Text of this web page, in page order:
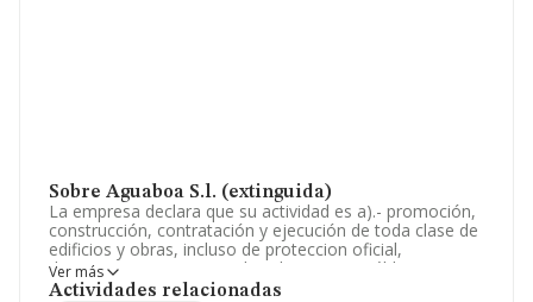
Sobre Aguaboa S.l. (extinguida)
La empresa declara que su actividad es a).- promoción,
construcción, contratación y ejecución de toda clase de
edificios y obras, incluso de proteccion oficial,
directamente o a traves de subcontrata, públicas o
privadas. b).-toda clase de trabajos de albanil. La
Ver más
Actividades relacionadas